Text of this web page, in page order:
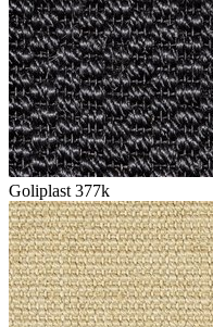
Goliplast 377k